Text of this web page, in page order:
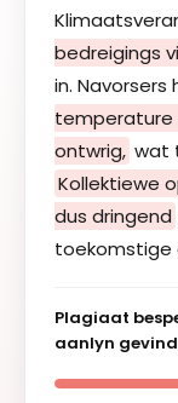
bedreigings
in.
temperature
ontwrig, wat
Kollektiewe
dus dringend
toekomstige
Plagiaat
aanlyn gevind